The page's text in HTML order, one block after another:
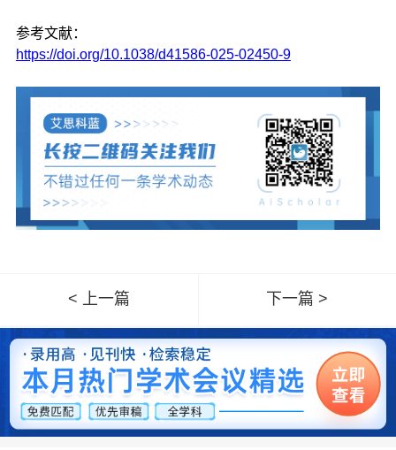
参考文献：
https://doi.org/10.1038/d41586-025-02450-9
< 上一篇 下一篇 >